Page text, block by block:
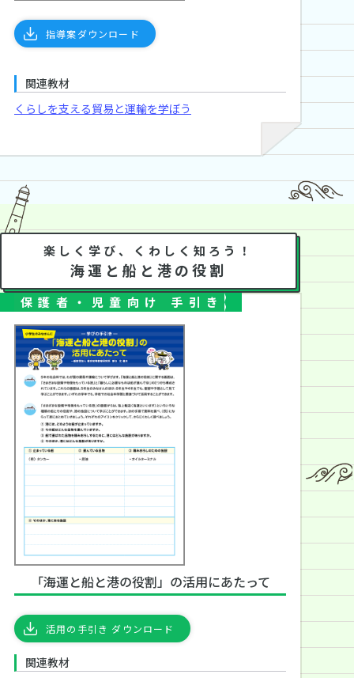
指導案ダウンロード
関連教材
くらしを支える貿易と運輸を学ぼう
保護者・児童向け手引き
楽しく学び、くわしく知ろう！
海運と船と港の役割
保護者・児童向け 手引き
「海運と船と港の役割」の活用にあたって
活用の手引き ダウンロード
関連教材